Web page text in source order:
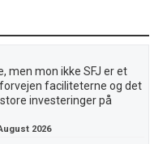
men mon ikke SFJ er et
forvejen faciliteterne og det
investeringer på
2026